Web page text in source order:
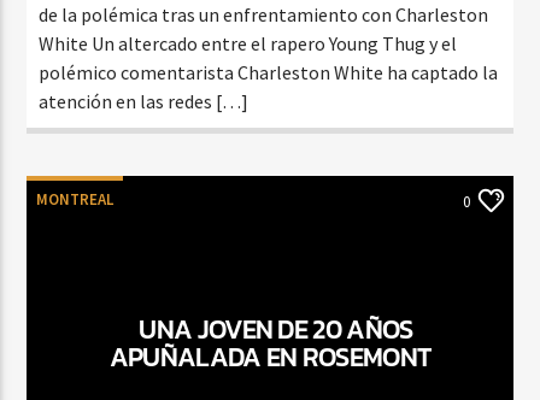
de la polémica tras un enfrentamiento con Charleston
White Un altercado entre el rapero Young Thug y el
polémico comentarista Charleston White ha captado la
atención en las redes […]
MONTREAL 0
UNA JOVEN DE 20 AÑOS
APUÑALADA EN ROSEMONT